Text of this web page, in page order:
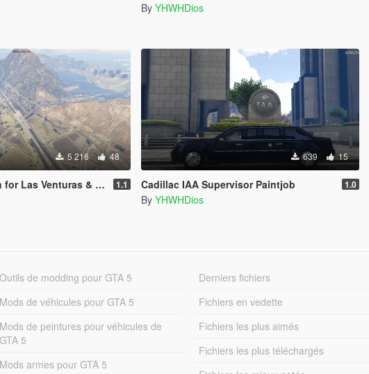
By YHWHDios
5 216 48
& San Fierro DLC 1.1
639 15
Cadillac IAA Supervisor Paintjob 1.0
By YHWHDios
Outils de modding pour GTA 5
Mods de véhicules pour GTA 5
Mods de peintures pour véhicules de
GTA 5
Mods armes pour GTA 5
Derniers fichiers
Fichiers en vedette
Fichiers les plus aimés
Fichiers les plus téléchargés